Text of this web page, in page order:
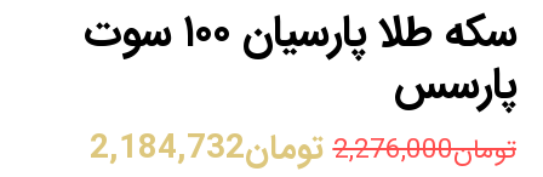
سکه طلا پارسیان ۱۰۰ سوت
پارسس
تومان2,276,000 تومان2,184,732